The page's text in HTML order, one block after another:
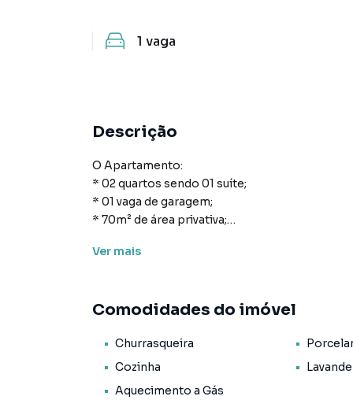
1 vaga
Descrição
O Apartamento:
* 02 quartos sendo 01 suíte;
* 01 vaga de garagem;
* 70m² de área privativa;
* Área de serviço;
* Sacada com churrasqueira;
* Porcelanato;
* Aquecimento a Gás.
O Empreendimento / Área de lazer:
Ver mais
Comodidades do imóvel
Churrasqueira
Cozinha
Aquecimento a Gás